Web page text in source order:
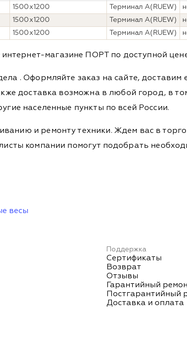
1500x1200 Терминал А(RUEW)
1500x1200 Терминал А(RUEW)
1500x1200 Терминал А(RUEW)
магазине ПОРТ по доступной
. Оформляйте заказ на сайте,
доставка возможна в любой город, в
населенные пункты по всей России.
и ремонту техники. Ждем вас в
компании помогут подобрать
весы
Поддержка
Сертификаты
Возврат
Отзывы
Гарантийный
Постгарантийный
Доставка и оплата